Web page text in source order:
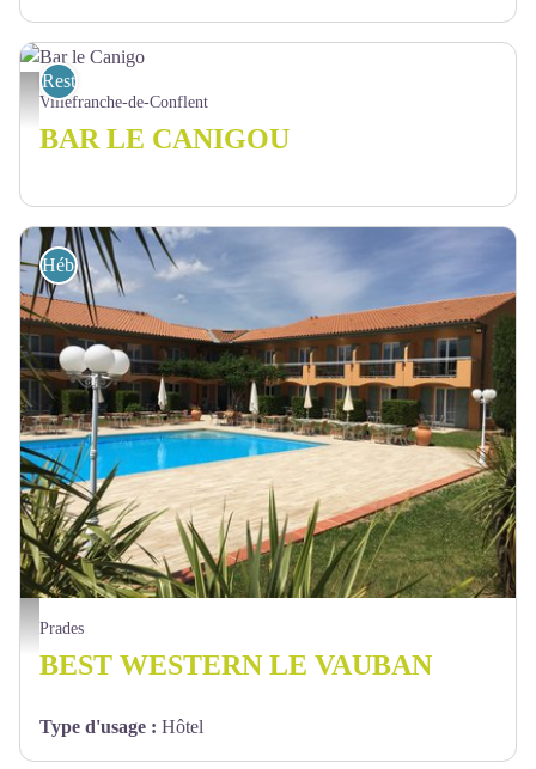
Bar le Canigo - Bar le Canigo
Restaurant
Villefranche-de-Conflent
BAR LE CANIGOU
BW Le Vauban 1 - @BESTWESTERN
Hébergement
Prades
BEST WESTERN LE VAUBAN
Type d'usage : Hôtel